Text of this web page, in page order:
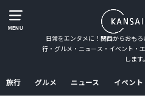
MENU
日常をエンタメに！関西からおも
行・グルメ・ニュース・イベント・
します。
旅行 グルメ ニュース イベント